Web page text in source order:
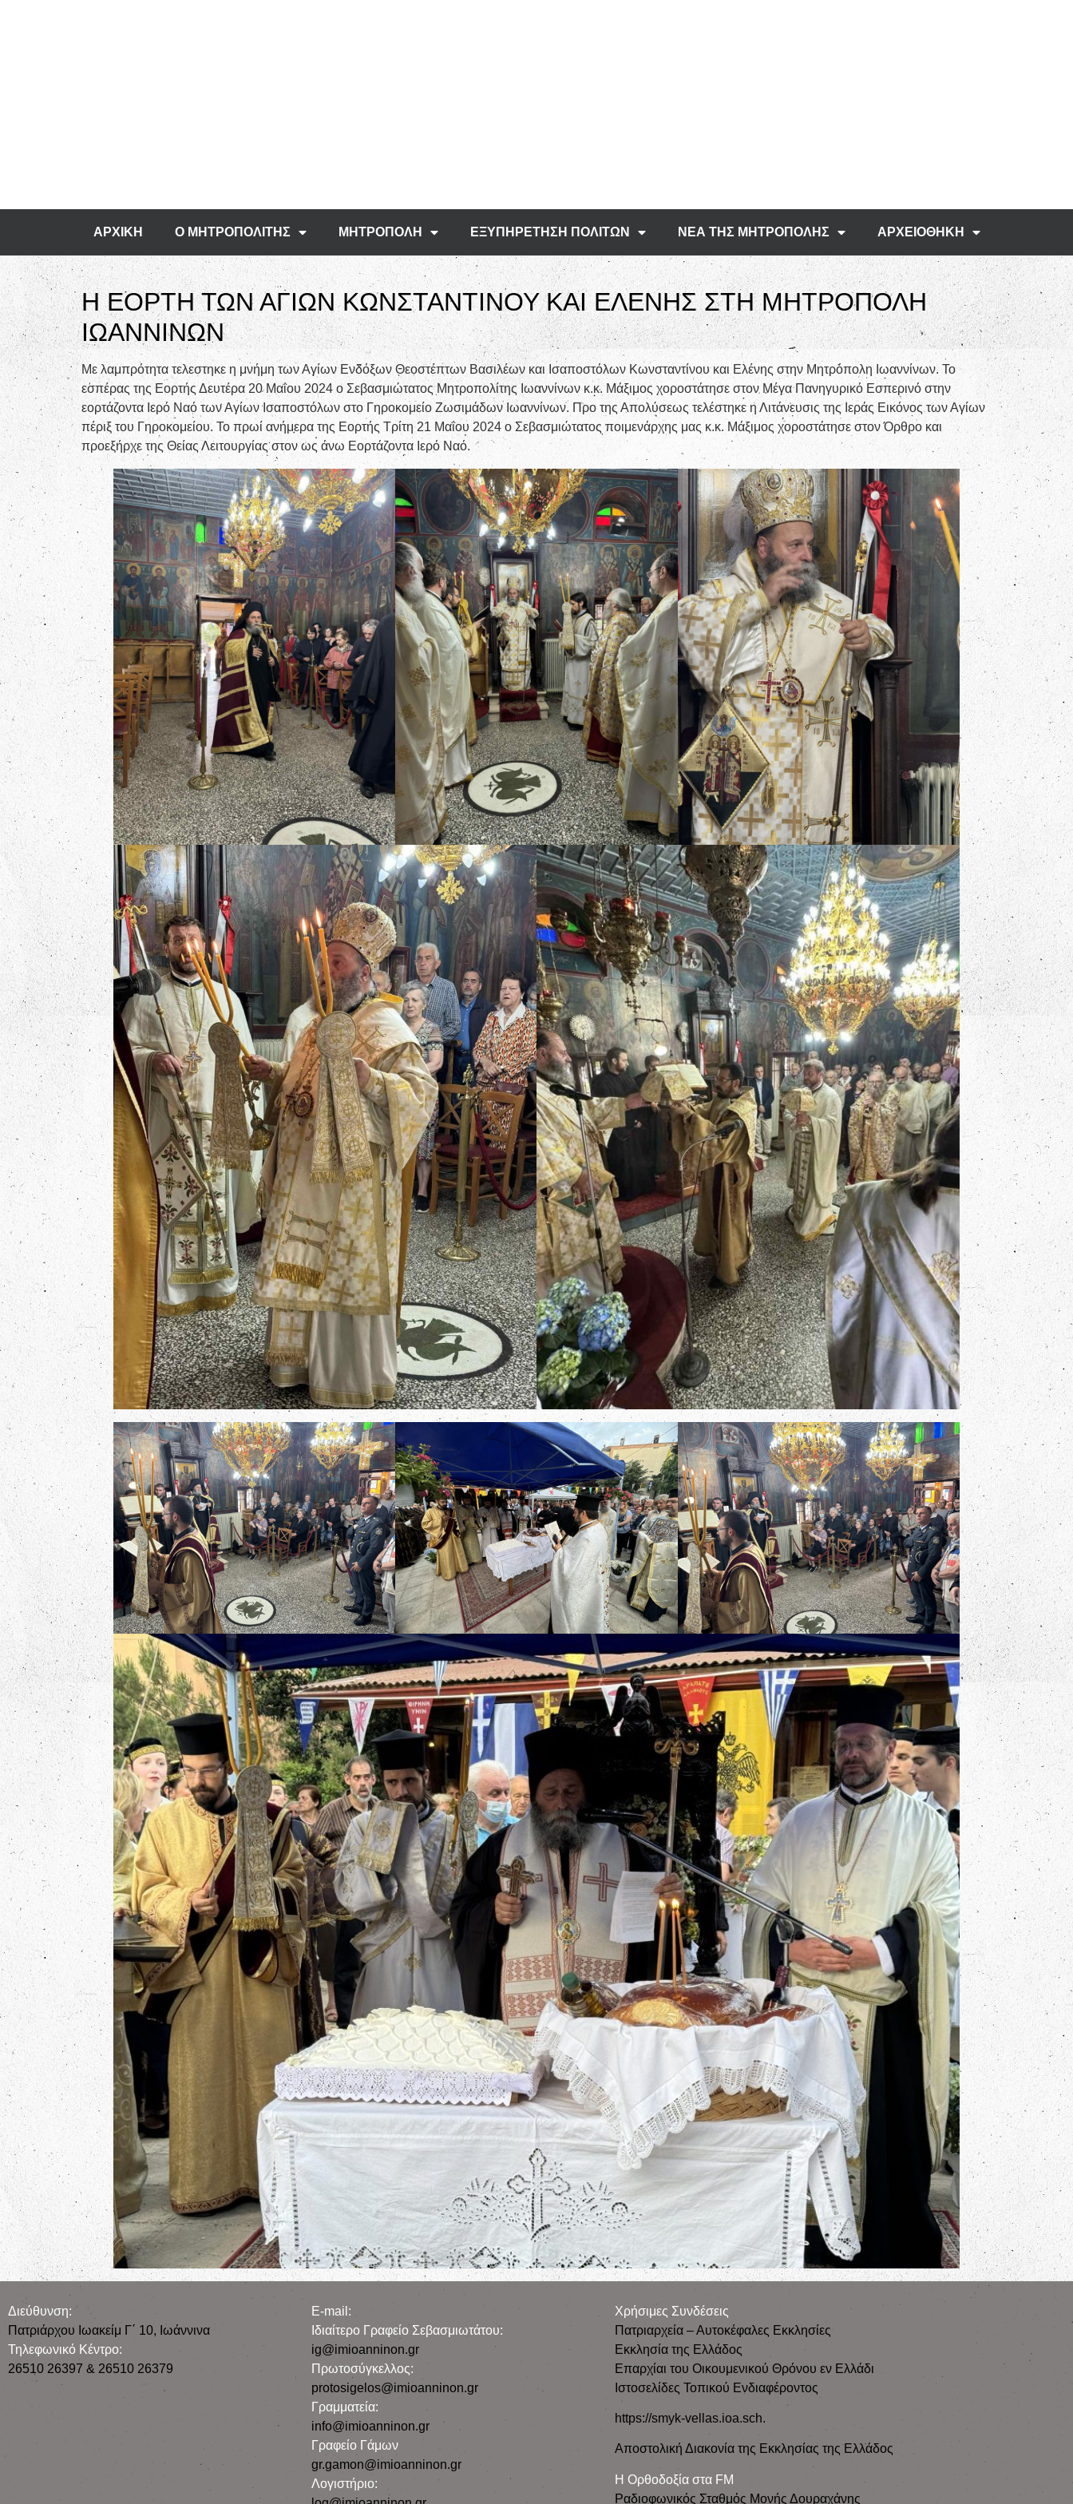
ΑΡΧΙΚΗ Ο ΜΗΤΡΟΠΟΛΙΤΗΣ ΜΗΤΡΟΠΟΛΗ ΕΞΥΠΗΡΕΤΗΣΗ ΠΟΛΙΤΩΝ ΝΕΑ ΤΗΣ ΜΗΤΡΟΠΟΛΗΣ ΑΡΧΕΙΟΘΗΚΗ
Η ΕΟΡΤΗ ΤΩΝ ΑΓΙΩΝ ΚΩΝΣΤΑΝΤΙΝΟΥ ΚΑΙ ΕΛΕΝΗΣ ΣΤΗ ΜΗΤΡΟΠΟΛΗ
ΙΩΑΝΝΙΝΩΝ
Με λαμπρότητα τελεστηκε η μνήμη των Αγίων Ενδόξων Θεοστέπτων Βασιλέων και Ισαποστόλων Κωνσταντίνου και Ελένης στην Μητρόπολη Ιωαννίνων. Το
εσπέρας της Εορτής Δευτέρα 20 Μαΐου 2024 ο Σεβασμιώτατος Μητροπολίτης Ιωαννίνων κ.κ. Μάξιμος χοροστάτησε στον Μέγα Πανηγυρικό Εσπερινό στην
εορτάζοντα Ιερό Ναό των Αγίων Ισαποστόλων στο Γηροκομείο Ζωσιμάδων Ιωαννίνων. Προ της Απολύσεως τελέστηκε η Λιτάνευσις της Ιεράς Εικόνος των Αγίων
πέριξ του Γηροκομείου. Το πρωί ανήμερα της Εορτής Τρίτη 21 Μαΐου 2024 ο Σεβασμιώτατος ποιμενάρχης μας κ.κ. Μάξιμος χοροστάτησε στον Όρθρο και
προεξήρχε της Θείας Λειτουργίας στον ως άνω Εορτάζοντα Ιερό Ναό.
Διεύθυνση:
Πατριάρχου Ιωακείμ Γ΄ 10, Iωάννινα
Τηλεφωνικό Κέντρο:
26510 26397 & 26510 26379
E-mail:
Iδιαίτερο Γραφείο Σεβασμιωτάτου:
ig@imioanninon.gr
Πρωτοσύγκελλος:
protosigelos@imioanninon.gr
Γραμματεία:
info@imioanninon.gr
Γραφείο Γάμων
gr.gamon@imioanninon.gr
Λογιστήριο:
Χρήσιμες Συνδέσεις
Πατριαρχεία – Αυτοκέφαλες Εκκλησίες
Εκκλησία της Ελλάδος
Επαρχίαι του Οικουμενικού Θρόνου εν Ελλάδι
Ιστοσελίδες Τοπικού Ενδιαφέροντος
https://smyk-vellas.ioa.sch.
Αποστολική Διακονία της Εκκλησίας της Ελλάδος
Η Ορθοδοξία στα FM
Ραδιοφωνικός Σταθμός Μονής Δουραχάνης